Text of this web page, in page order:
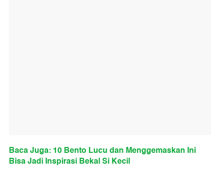
Baca Juga: 10 Bento Lucu dan Menggemaskan Ini
Bisa Jadi Inspirasi Bekal Si Kecil